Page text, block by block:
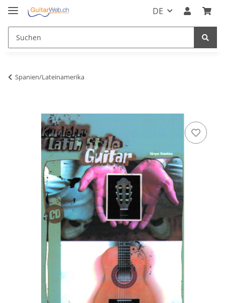
DE
Spanien/Lateinamerika